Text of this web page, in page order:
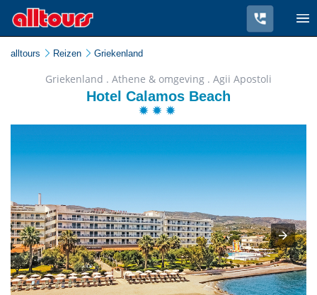
alltours Reizen Griekenland
Griekenland . Athene & omgeving . Agii Apostoli
Hotel Calamos Beach